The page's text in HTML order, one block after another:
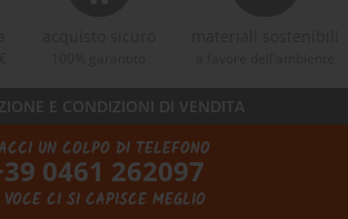
E CONDIZIONI DI VENDITA
UN COLPO DI TELEFONO
0461 262097
CI SI CAPISCE MEGLIO